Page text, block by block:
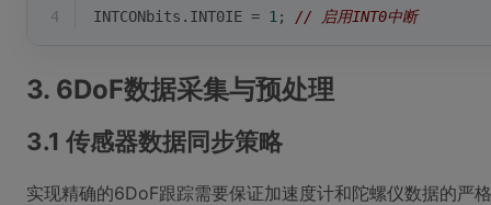
4
INTCONbits.INT0IE = 1 ; // 启用INT0中断
3. 6DoF数据采集与预处理
3.1 传感器数据同步策略
实现精确的6DoF跟踪需要保证加速度计和陀螺仪数据的严